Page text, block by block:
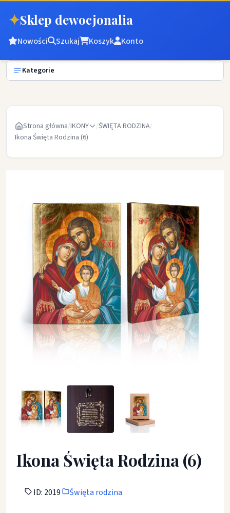
✦Sklep dewocjonalia
Nowości Szukaj Koszyk Konto
Kategorie
Strona główna/IKONY /ŚWIĘTA RODZINA/
Ikona Święta Rodzina (6)
Ikona Święta Rodzina (6) - Święta rodzina - Ikona Święta
Ikona Święta Rodzina (6)
ID: 2019 Święta rodzina